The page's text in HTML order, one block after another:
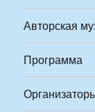
Авторская
Программа